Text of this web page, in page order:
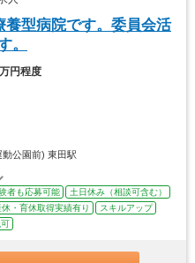
養型病院です。委員会活
。
円程度
公園前) 東田駅
者も応募可能
土日休み（相談可含む）
休・育休取得実績有り
スキルアップ